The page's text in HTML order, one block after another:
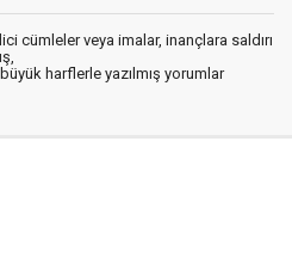
cümleler veya imalar, inançlara saldırı
harflerle yazılmış yorumlar